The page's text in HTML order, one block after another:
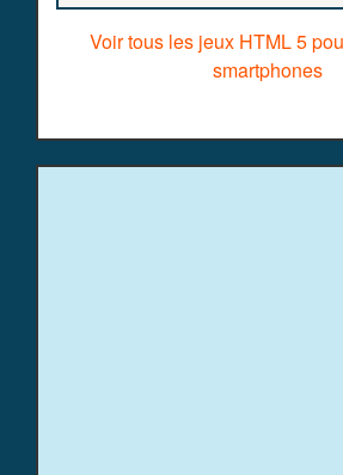
Voir tous les jeux HTML 5
smartphones